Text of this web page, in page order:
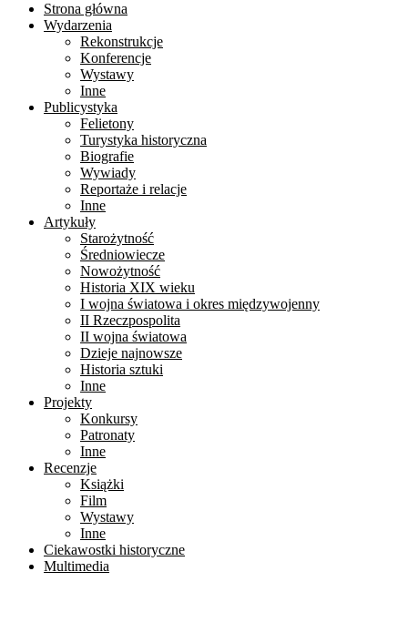
Strona główna
Wydarzenia
Rekonstrukcje
Konferencje
Wystawy
Inne
Publicystyka
Felietony
Turystyka historyczna
Biografie
Wywiady
Reportaże i relacje
Inne
Artykuły
Starożytność
Średniowiecze
Nowożytność
Historia XIX wieku
I wojna światowa i okres międzywojenny
II Rzeczpospolita
II wojna światowa
Dzieje najnowsze
Historia sztuki
Inne
Projekty
Konkursy
Patronaty
Inne
Recenzje
Książki
Film
Wystawy
Inne
Ciekawostki historyczne
Multimedia